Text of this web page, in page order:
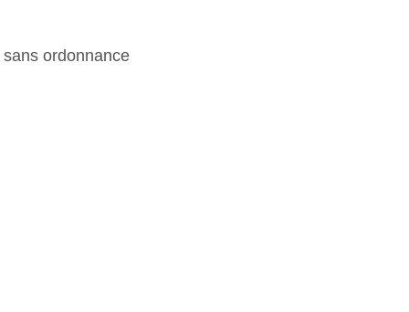
ordonnance